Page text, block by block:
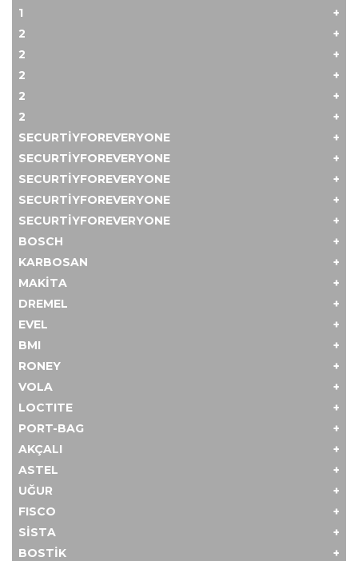
1
2
2
2
2
2
SECURTIYFOREVERYONE
SECURTIYFOREVERYONE
SECURTIYFOREVERYONE
SECURTIYFOREVERYONE
SECURTIYFOREVERYONE
BOSCH
KARBOSAN
MAKITA
DREMEL
EVEL
BMI
RONEY
VOLA
LOCTITE
PORT-BAG
AKÇALI
ASTEL
UĞUR
FISCO
SİSTA
BOSTİK